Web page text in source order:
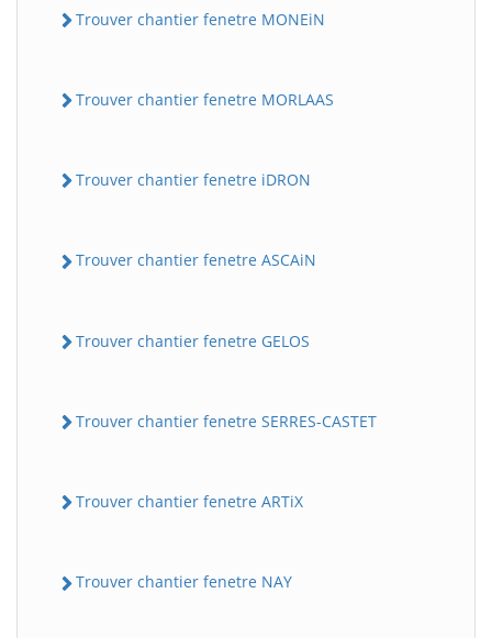
Trouver chantier fenetre MONEiN
Trouver chantier fenetre MORLAAS
Trouver chantier fenetre iDRON
Trouver chantier fenetre ASCAiN
Trouver chantier fenetre GELOS
Trouver chantier fenetre SERRES-CASTET
Trouver chantier fenetre ARTiX
Trouver chantier fenetre NAY